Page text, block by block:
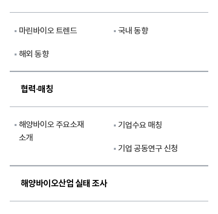
마린바이오 트렌드 국내 동향
해외 동향
협력·매칭
해양바이오 주요소재
소개
기업수요 매칭
기업 공동연구 신청
해양바이오산업 실태 조사